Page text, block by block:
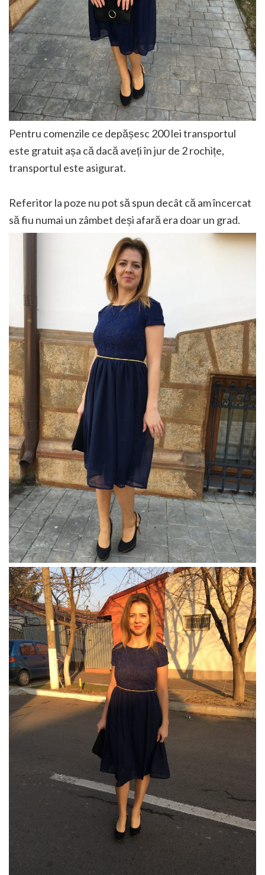
Pentru comenzile ce depășesc 200 lei transportul
este gratuit așa că dacă aveți în jur de 2 rochițe,
transportul este asigurat.
Referitor la poze nu pot să spun decât că am încercat
să fiu numai un zâmbet deși afară era doar un grad.